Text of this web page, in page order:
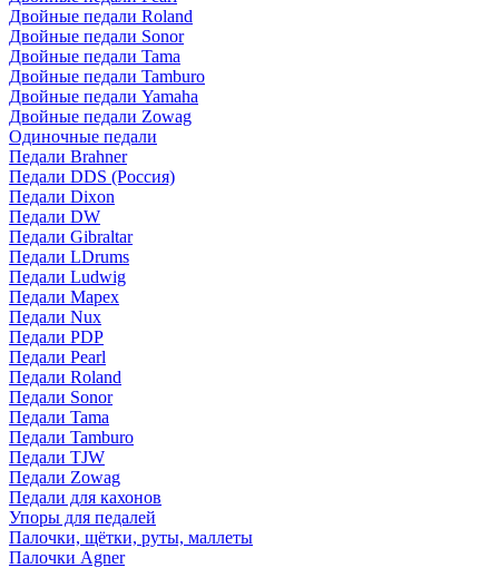
Двойные педали Roland
Двойные педали Sonor
Двойные педали Tama
Двойные педали Tamburo
Двойные педали Yamaha
Двойные педали Zowag
Одиночные педали
Педали Brahner
Педали DDS (Россия)
Педали Dixon
Педали DW
Педали Gibraltar
Педали LDrums
Педали Ludwig
Педали Mapex
Педали Nux
Педали PDP
Педали Pearl
Педали Roland
Педали Sonor
Педали Tama
Педали Tamburo
Педали TJW
Педали Zowag
Педали для кахонов
Упоры для педалей
Палочки, щётки, руты, маллеты
Палочки Agner